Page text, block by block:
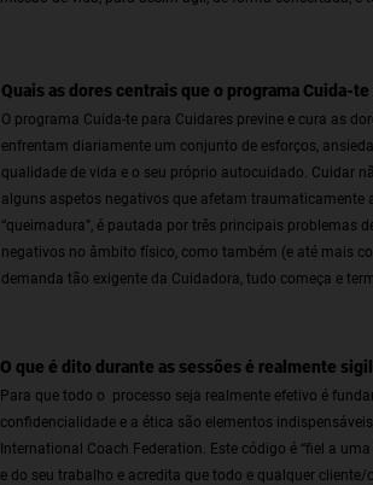
Quais as dores centrais que o programa Cuida-
O programa Cuida-te para Cuidares previne e cura as
enfrentam diariamente um conjunto de esforços,
qualidade de vida e o seu próprio autocuidado. Cuidar
alguns aspetos negativos que afetam traumaticamente
“queimadura”, é pautada por três principais problemas
negativos no âmbito físico, como também (e até mais
demanda tão exigente da Cuidadora, tudo começa e
O que é dito durante as sessões é realmente
Para que todo o processo seja realmente efetivo é
confidencialidade e a ética são elementos
International Coach Federation. Este código é “fiel a
e do seu trabalho e acredita que todo e qualquer